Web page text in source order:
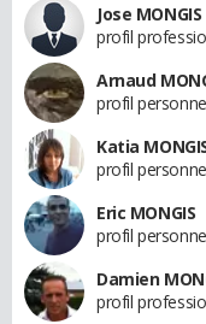
Jose MONGIS
profil
Arnaud
profil
Katia
profil
Eric MONGIS
profil
Damien
profil